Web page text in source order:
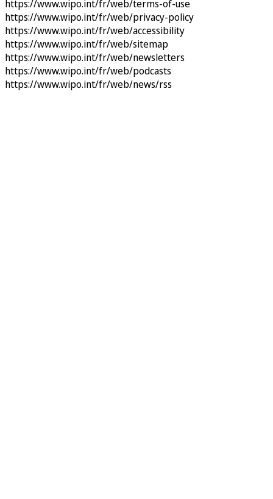
https://www.wipo.int/fr/web/terms-of-use
https://www.wipo.int/fr/web/privacy-policy
https://www.wipo.int/fr/web/accessibility
https://www.wipo.int/fr/web/sitemap
https://www.wipo.int/fr/web/newsletters
https://www.wipo.int/fr/web/podcasts
https://www.wipo.int/fr/web/news/rss